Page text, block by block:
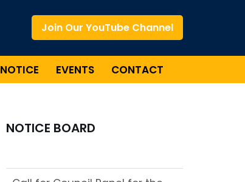
Join Our YouTube Channel
NOTICE EVENTS CONTACT
NOTICE BOARD
Call for Council Panel for the